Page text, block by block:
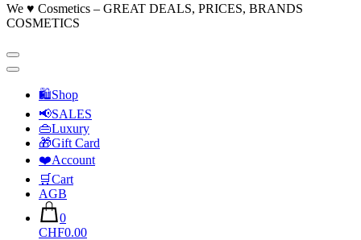
We ♥ Cosmetics – GREAT DEALS, PRICES, BRANDS
COSMETICS
🛍Shop
📢SALES
👜Luxury
🎁Gift Card
❤️Account
🛒Cart
AGB
0
CHF0.00